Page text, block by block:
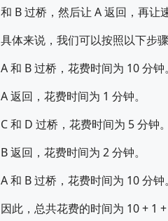
和 B 过桥，然后让 A 返回，再让
具体来说，我们可以按照以下步骤
A 和 B 过桥，花费时间为 10 分钟。
A 返回，花费时间为 1 分钟。
C 和 D 过桥，花费时间为 5 分钟。
B 返回，花费时间为 2 分钟。
A 和 B 过桥，花费时间为 10 分钟。
因此，总共花费的时间为 10 + 1